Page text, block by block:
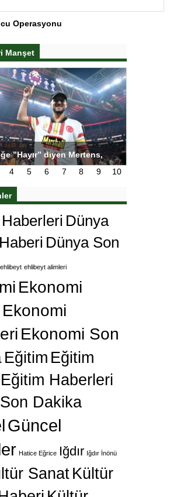
Operasyonu
Manşet
Kuraş’ta Gururlandırdı
4 5 6 7 8 9 10
Dünya
Dünya Son
ehlibeyt ehlibeyt alimleri
Ekonomi
Ekonomi
Ekonomi Son
Eğitim Eğitim
Eğitim Haberleri
Dakika
Güncel
Hatice Eğrice Iğdır Iğdır İnönü
SanatKültür